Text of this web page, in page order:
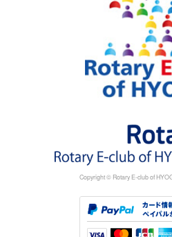
Copyright © Rotary E-club of